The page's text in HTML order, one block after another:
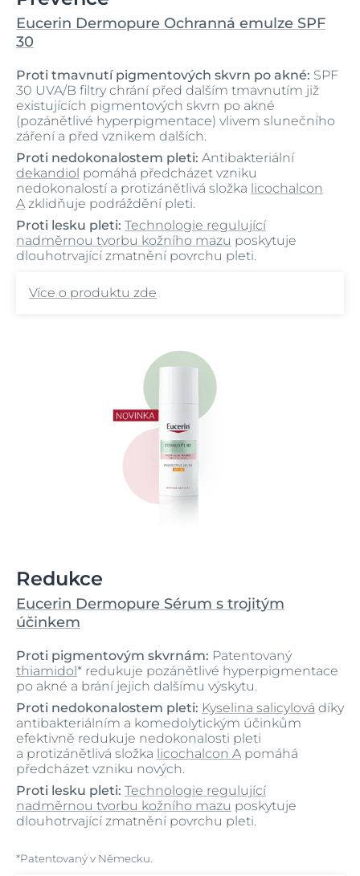
Eucerin Dermopure Ochranná emulze SPF
30
Proti tmavnutí pigmentových skvrn po akné: SPF
30 UVA/B filtry chrání před dalším tmavnutím již
existujících pigmentových skvrn po akné
(pozánětlivé hyperpigmentace) vlivem slunečního
záření a před vznikem dalších.
Proti nedokonalostem pleti: Antibakteriální
dekandiol pomáhá předcházet vzniku
nedokonalostí a protizánětlivá složka licochalcon
A zklidňuje podráždění pleti.
Proti lesku pleti: Technologie regulující
nadměrnou tvorbu kožního mazu poskytuje
dlouhotrvající zmatnění povrchu pleti.
Více o produktu zde
Redukce
Eucerin Dermopure Sérum s trojitým
účinkem
Proti pigmentovým skvrnám: Patentovaný
thiamidol* redukuje pozánětlivé hyperpigmentace
po akné a brání jejich dalšímu výskytu.
Proti nedokonalostem pleti: Kyselina salicylová díky
antibakteriálním a komedolytickým účinkům
efektivně redukuje nedokonalosti pleti
a protizánětlivá složka licochalcon A pomáhá
předcházet vzniku nových.
Proti lesku pleti: Technologie regulující
nadměrnou tvorbu kožního mazu poskytuje
dlouhotrvající zmatnění povrchu pleti.
*Patentovaný v Německu.